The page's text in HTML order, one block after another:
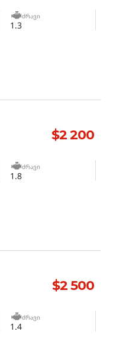
ᲫᲠᲐᲕᲘ
1.3
$2 200
ᲫᲠᲐᲕᲘ
1.8
$2 500
ᲫᲠᲐᲕᲘ
1.4